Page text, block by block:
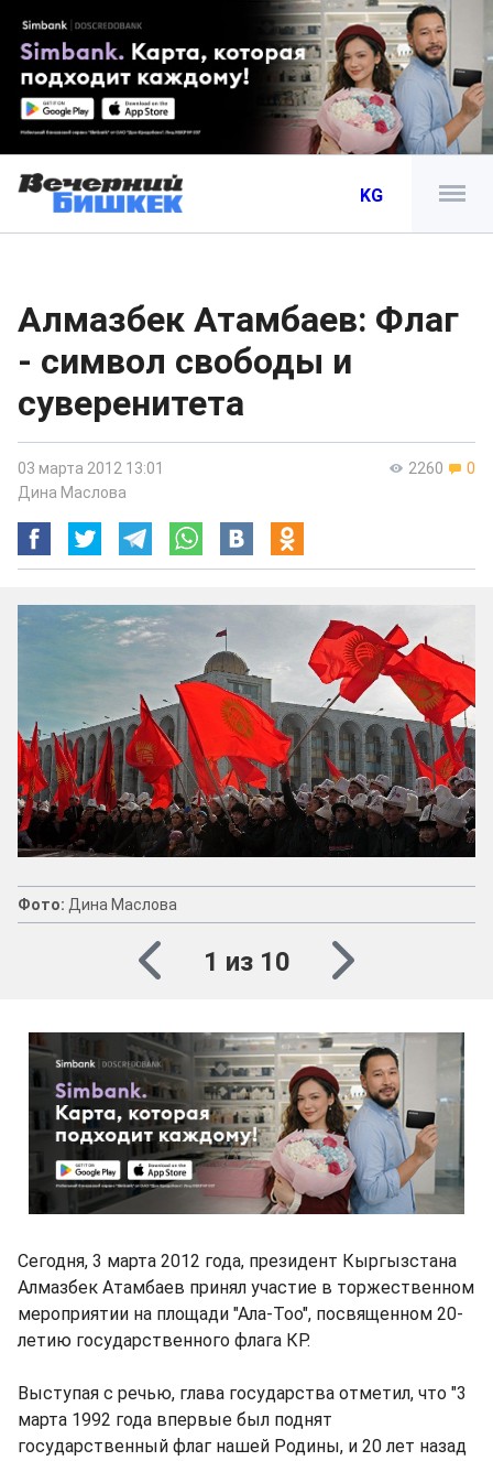
KG
Алмазбек Атамбаев: Флаг
- символ свободы и
суверенитета
2260 0
03 марта 2012 13:01
Дина Маслова
Фото: Дина Маслова
1 из 10
Сегодня, 3 марта 2012 года, президент Кыргызстана
Алмазбек Атамбаев принял участие в торжественном
мероприятии на площади "Ала-Тоо", посвященном 20-
летию государственного флага КР.
Выступая с речью, глава государства отметил, что "3
марта 1992 года впервые был поднят
государственный флаг нашей Родины, и 20 лет назад